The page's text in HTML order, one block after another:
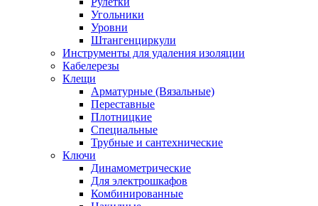
Угольники
Уровни
Штангенциркули
Инструменты для удаления изоляции
Кабелерезы
Клещи
Арматурные (Вязальные)
Переставные
Плотницкие
Специальные
Трубные и сантехнические
Ключи
Динамометрические
Для электрошкафов
Комбинированные